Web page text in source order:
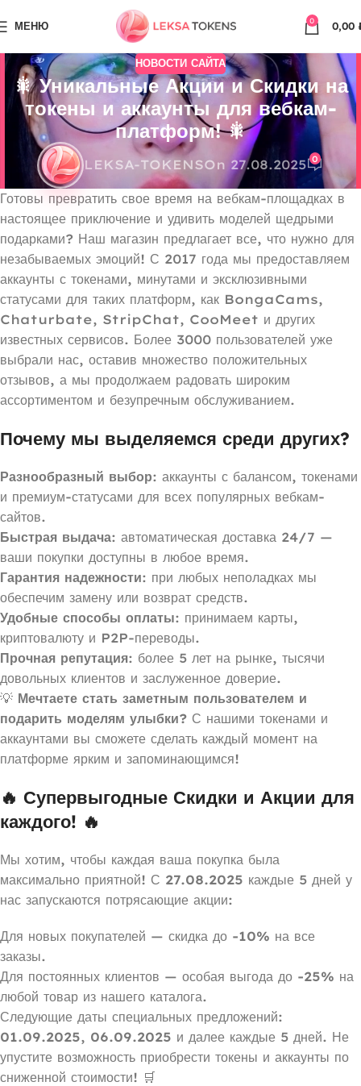
МЕНЮ 0 0,00
НОВОСТИ САЙТА
🎇 Уникальные Акции и Скидки на
токены и аккаунты для вебкам-
платформ! 🎇
LEKSA-TOKENSOn 27.08.2025 0
Готовы превратить свое время на вебкам-площадках в
настоящее приключение и удивить моделей щедрыми
подарками? Наш магазин предлагает все, что нужно для
незабываемых эмоций! С 2017 года мы предоставляем
аккаунты с токенами, минутами и эксклюзивными
статусами для таких платформ, как BongaCams,
Chaturbate, StripChat, CooMeet и других
известных сервисов. Более 3000 пользователей уже
выбрали нас, оставив множество положительных
отзывов, а мы продолжаем радовать широким
ассортиментом и безупречным обслуживанием.
Почему мы выделяемся среди других?
Разнообразный выбор: аккаунты с балансом, токенами
и премиум-статусами для всех популярных вебкам-
сайтов.
Быстрая выдача: автоматическая доставка 24/7 —
ваши покупки доступны в любое время.
Гарантия надежности: при любых неполадках мы
обеспечим замену или возврат средств.
Удобные способы оплаты: принимаем карты,
криптовалюту и P2P-переводы.
Прочная репутация: более 5 лет на рынке, тысячи
довольных клиентов и заслуженное доверие.
💡 Мечтаете стать заметным пользователем и
подарить моделям улыбки? С нашими токенами и
аккаунтами вы сможете сделать каждый момент на
платформе ярким и запоминающимся!
🔥 Супервыгодные Скидки и Акции для
каждого! 🔥
Мы хотим, чтобы каждая ваша покупка была
максимально приятной! С 27.08.2025 каждые 5 дней у
нас запускаются потрясающие акции:
Для новых покупателей — скидка до -10% на все
заказы.
Для постоянных клиентов — особая выгода до -25% на
любой товар из нашего каталога.
Следующие даты специальных предложений:
01.09.2025, 06.09.2025 и далее каждые 5 дней. Не
упустите возможность приобрести токены и аккаунты по
сниженной стоимости! 🛒